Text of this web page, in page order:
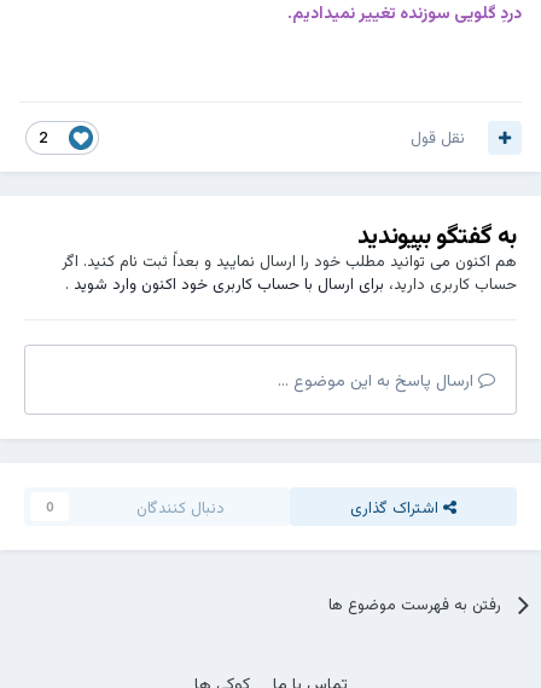
دردِ گلویی سوزنده تغییر نمیدادیم.
2 نقل قول
به گفتگو بپیوندید
هم اکنون می توانید مطلب خود را ارسال نمایید و بعداً ثبت نام کنید. اگر
حساب کاربری دارید، برای ارسال با حساب کاربری خود اکنون وارد شوید.
ارسال پاسخ به این موضوع ...
اشتراک گذاری دنبال کنندگان 0
رفتن به فهرست موضوع ها
تماس با ما کوکی ها